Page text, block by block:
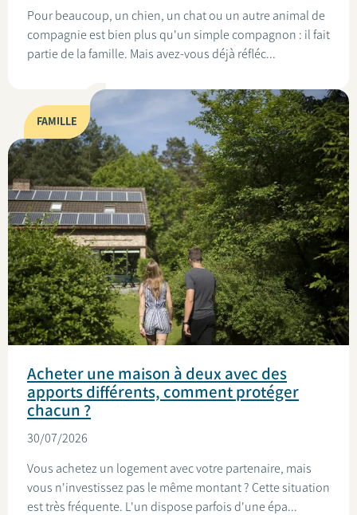
Pour beaucoup, un chien, un chat ou un autre animal de
compagnie est bien plus qu'un simple compagnon : il fait
partie de la famille. Mais avez-vous déjà réfléc...
FAMILLE
Acheter une maison à deux avec des
apports différents, comment protéger
chacun ?
30/07/2026
Vous achetez un logement avec votre partenaire, mais
vous n'investissez pas le même montant ? Cette situation
est très fréquente. L'un dispose parfois d'une épa...